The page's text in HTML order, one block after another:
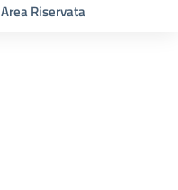
Area Riservata